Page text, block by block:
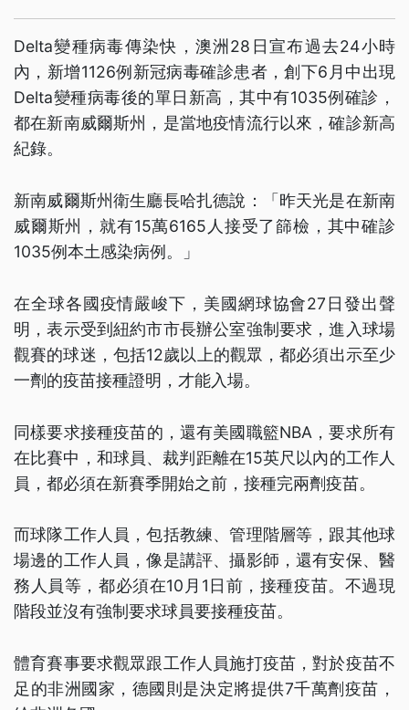
Delta變種病毒傳染快，澳洲28日宣布過去24小時
內，新增1126例新冠病毒確診患者，創下6月中出現
Delta變種病毒後的單日新高，其中有1035例確診，
都在新南威爾斯州，是當地疫情流行以來，確診新高
紀錄。
新南威爾斯州衛生廳長哈扎德說：「昨天光是在新南
威爾斯州，就有15萬6165人接受了篩檢，其中確診
1035例本土感染病例。」
在全球各國疫情嚴峻下，美國網球協會27日發出聲
明，表示受到紐約市市長辦公室強制要求，進入球場
觀賽的球迷，包括12歲以上的觀眾，都必須出示至少
一劑的疫苗接種證明，才能入場。
同樣要求接種疫苗的，還有美國職籃NBA，要求所有
在比賽中，和球員、裁判距離在15英尺以內的工作人
員，都必須在新賽季開始之前，接種完兩劑疫苗。
而球隊工作人員，包括教練、管理階層等，跟其他球
場邊的工作人員，像是講評、攝影師，還有安保、醫
務人員等，都必須在10月1日前，接種疫苗。不過現
階段並沒有強制要求球員要接種疫苗。
體育賽事要求觀眾跟工作人員施打疫苗，對於疫苗不
足的非洲國家，德國則是決定將提供7千萬劑疫苗，